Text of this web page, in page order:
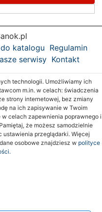
katalogu Regulamin
serwisy Kontakt
technologii. Umożliwiamy ich
m.in. w celach: świadczenia
strony internetowej, bez zmiany
na ich zapisywanie w Twoim
celach zapewnienia poprawnego i
że możesz samodzielnie
przeglądarki. Więcej
osobowe znajdziesz w polityce